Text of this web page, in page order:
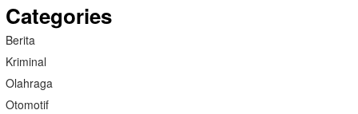
Categories
Berita
Kriminal
Olahraga
Otomotif